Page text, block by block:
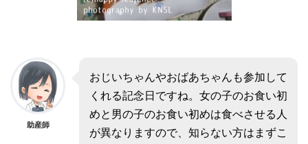
助産師
おじいちゃんやおばあちゃんも参加して
くれる記念日ですね。女の子のお食い初
めと男の子のお食い初めは食べさせる人
が異なりますので、知らない方はまずこ